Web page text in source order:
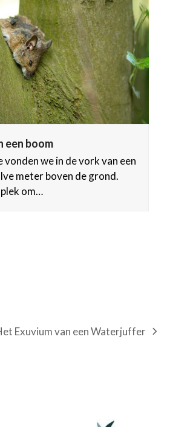
een boom
vonden we in de vork van een
meter boven de grond.
om…
Exuvium van een Waterjuffer